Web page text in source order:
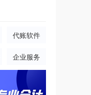
代账软件
企业服务